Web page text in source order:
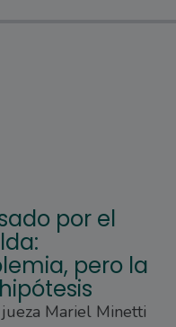
por el
pero la
Mariel Minetti